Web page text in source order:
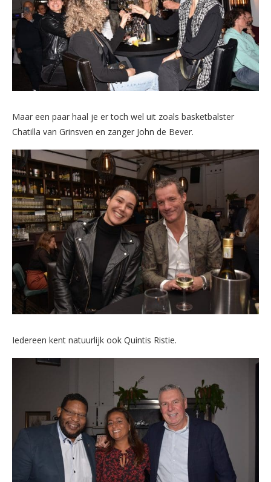
Maar een paar haal je er toch wel uit zoals basketbalster
Chatilla van Grinsven en zanger John de Bever.
Iedereen kent natuurlijk ook Quintis Ristie.